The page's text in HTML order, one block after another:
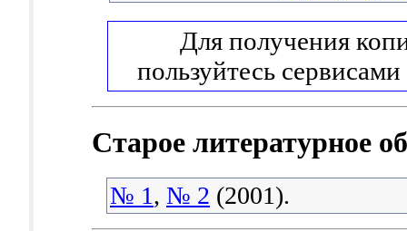
Для получения
пользуйтесь сервисами
Старое литературное
№ 1, № 2 (2001).